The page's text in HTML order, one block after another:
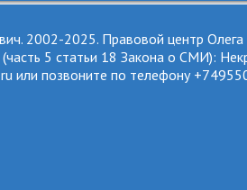
2002-2025. Правовой центр
5 статьи 18 Закона о СМИ):
или позвоните по телефону